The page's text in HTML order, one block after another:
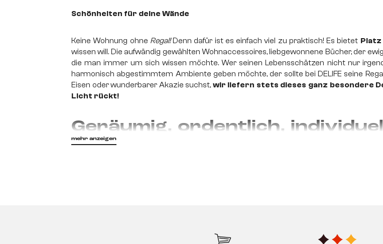
Schönheiten für deine Wände
Keine Wohnung ohne Regal!Denn dafür ist es einfach viel zu praktisch! Es bietet
wissen will. Die aufwändig gewählten Wohnaccessoires, liebgewonnene Bücher, der
die man immer um sich wissen möchte. Wer seinen Lebensschätzen nicht nur
harmonisch abgestimmtem Ambiente geben möchte, der sollte bei DELIFE seine
Eisen oder wunderbarer Akazie suchst, wir liefern stets dieses ganz besondere
Licht rückt!
Geräumig, ordentlich,
mehr anzeigen